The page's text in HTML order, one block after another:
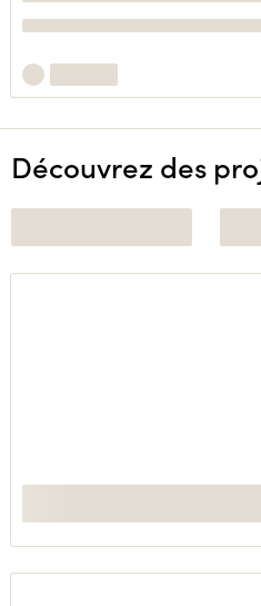
Découvrez des